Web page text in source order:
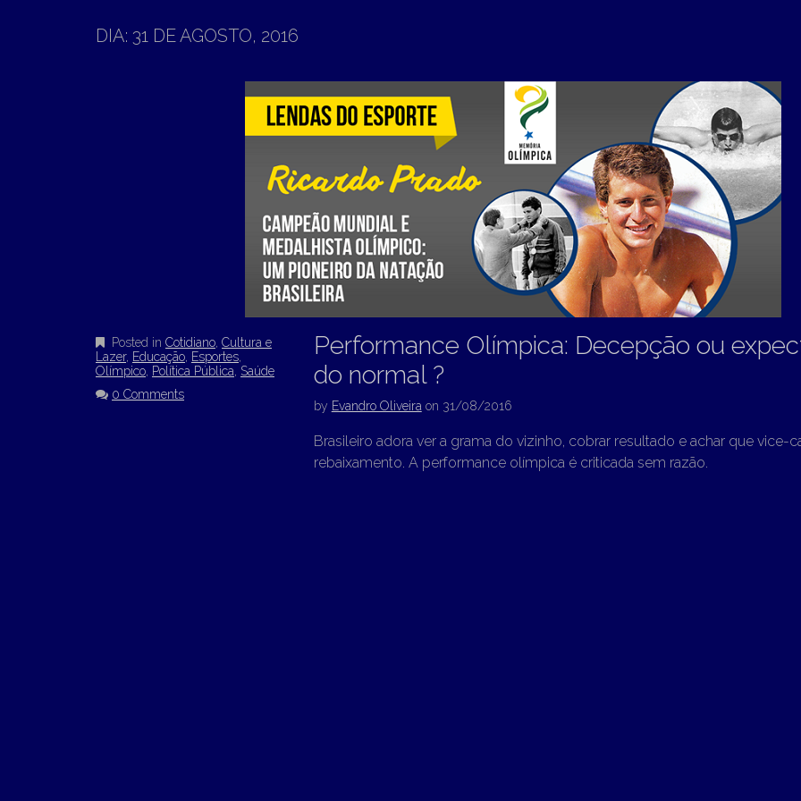
N
M
O
C
DIA: 31 DE AGOSTO, 2016
Posted in Cotidiano Cultura e
Lazer, Educação Esportes
Olímpico Política Pública Saúde
0 Comments
Performance Olímpica: Decepção ou
do normal ?
by Evandro Oliveira on 31/08/2016
Brasileiro adora ver a grama do vizinho, cobrar resultado e achar que vice-
rebaixamento. A performance olímpica é criticada sem razão.